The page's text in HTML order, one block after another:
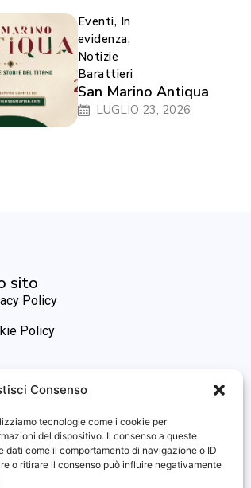
Consenso
tecnologie come i cookie per
del dispositivo. Il consenso a queste
dati come il comportamento di navigazione o ID
o ritirare il consenso può influire negativamente
Eventi, In
evidenza,
Notizie
Barattieri
San Marino Antiqua
LUGLIO 23, 2026
sito
Policy
Policy